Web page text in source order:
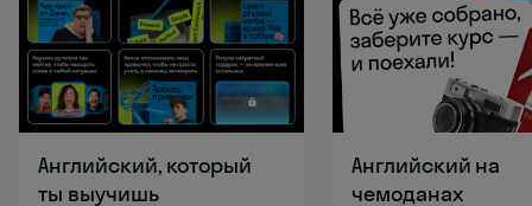
Английский, который
ты выучишь
Английский на
чемоданах